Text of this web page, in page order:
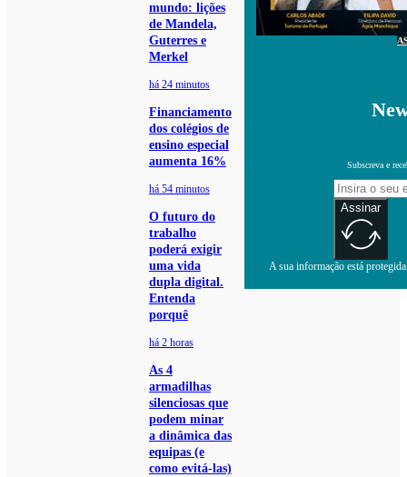
mundo: lições
de Mandela,
Guterres e
Merkel
há 24 minutos
Financiamento
dos colégios de
ensino especial
aumenta 16%
há 54 minutos
O futuro do
trabalho
poderá exigir
uma vida
dupla digital.
Entenda
porquê
há 2 horas
As 4
armadilhas
silenciosas que
podem minar
a dinâmica das
equipas (e
como evitá-las)
Subscreva e
Assinar
A sua informação está